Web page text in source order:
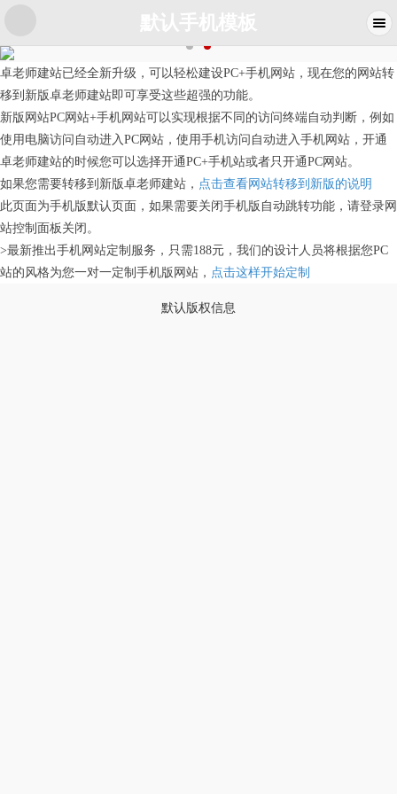
卓老师建站已经全新升级，可以轻松建设PC+手机网站，现在您的网站转
移到新版卓老师建站即可享受这些超强的功能。
新版网站PC网站+手机网站可以实现根据不同的访问终端自动判断，例如
使用电脑访问自动进入PC网站，使用手机访问自动进入手机网站，开通
卓老师建站的时候您可以选择开通PC+手机站或者只开通PC网站。
如果您需要转移到新版卓老师建站， 点击查看网站转移到新版的说明
此页面为手机版默认页面，如果需要关闭手机版自动跳转功能，请登录网
站控制面板关闭。
>最新推出手机网站定制服务，只需188元，我们的设计人员将根据您PC
站的风格为您一对一定制手机版网站， 点击这样开始定制
默认版权信息